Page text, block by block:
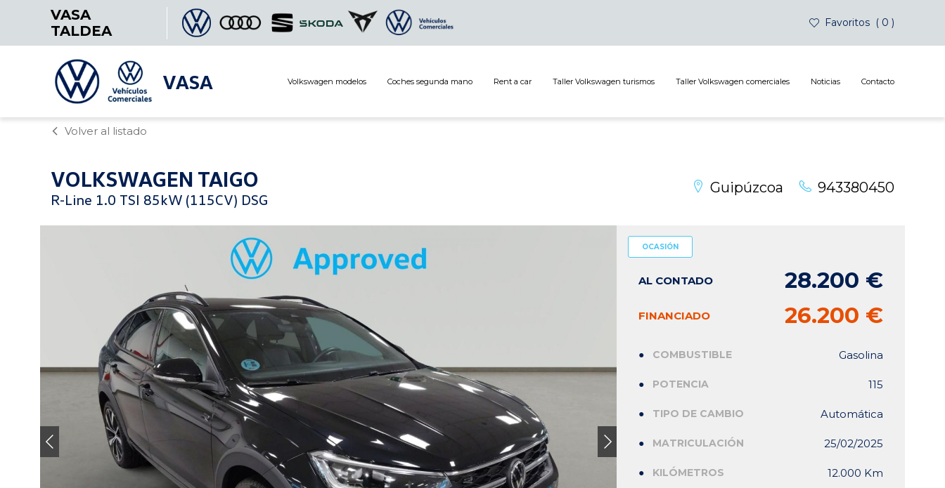
VASA
TALDEA
0
Favoritos
VASA Volkswagen modelos Coches segunda mano Rent a car Taller Volkswagen turismos Taller Volkswagen comerciales Noticias Contacto
Volver al listado
VOLKSWAGEN TAIGO
R-Line 1.0 TSI 85kW (115CV) DSG
Guipúzcoa 943380450
OCASIÓN
AL CONTADO 28.200 €
FINANCIADO 26.200 €
COMBUSTIBLE Gasolina
POTENCIA 115
TIPO DE CAMBIO Automática
MATRICULACIÓN 25/02/2025
KILÓMETROS 12.000 Km